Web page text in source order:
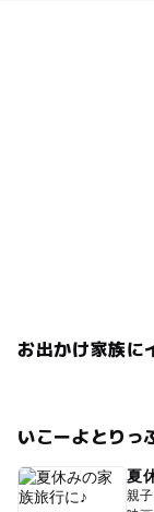
お出かけ家族に
いこーよとりっ
夏
親